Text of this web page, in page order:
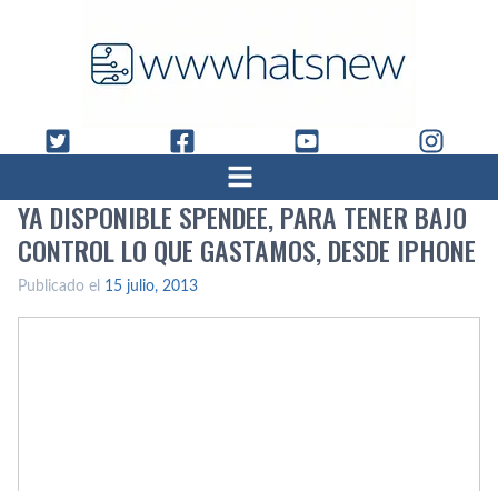
YA DISPONIBLE SPENDEE, PARA TENER BAJO
CONTROL LO QUE GASTAMOS, DESDE IPHONE
Publicado el 15 julio, 2013